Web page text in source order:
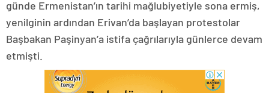
günde Ermenistan’ın tarihi mağlubiyetiyle sona ermiş,
yenilginin ardından Erivan’da başlayan protestolar
Başbakan Paşinyan’a istifa çağrılarıyla günlerce devam
etmişti.